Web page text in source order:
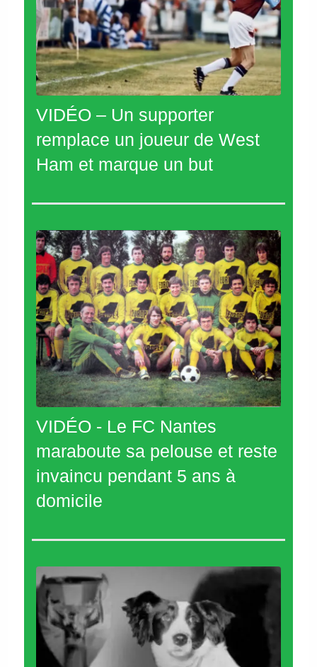
VIDÉO – Un supporter
remplace un joueur de West
Ham et marque un but
VIDÉO - Le FC Nantes
maraboute sa pelouse et reste
invaincu pendant 5 ans à
domicile